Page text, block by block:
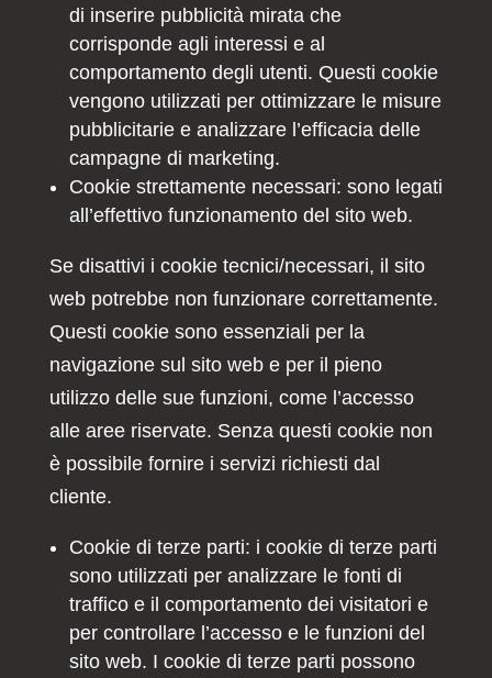
di inserire pubblicità mirata che
corrisponde agli interessi e al
comportamento degli utenti. Questi cookie
vengono utilizzati per ottimizzare le misure
pubblicitarie e analizzare l’efficacia delle
campagne di marketing.
Cookie strettamente necessari: sono legati
all’effettivo funzionamento del sito web.
Se disattivi i cookie tecnici/necessari, il sito
web potrebbe non funzionare correttamente.
Questi cookie sono essenziali per la
navigazione sul sito web e per il pieno
utilizzo delle sue funzioni, come l’accesso
alle aree riservate. Senza questi cookie non
è possibile fornire i servizi richiesti dal
cliente.
Cookie di terze parti: i cookie di terze parti
sono utilizzati per analizzare le fonti di
traffico e il comportamento dei visitatori e
per controllare l’accesso e le funzioni del
sito web. I cookie di terze parti possono